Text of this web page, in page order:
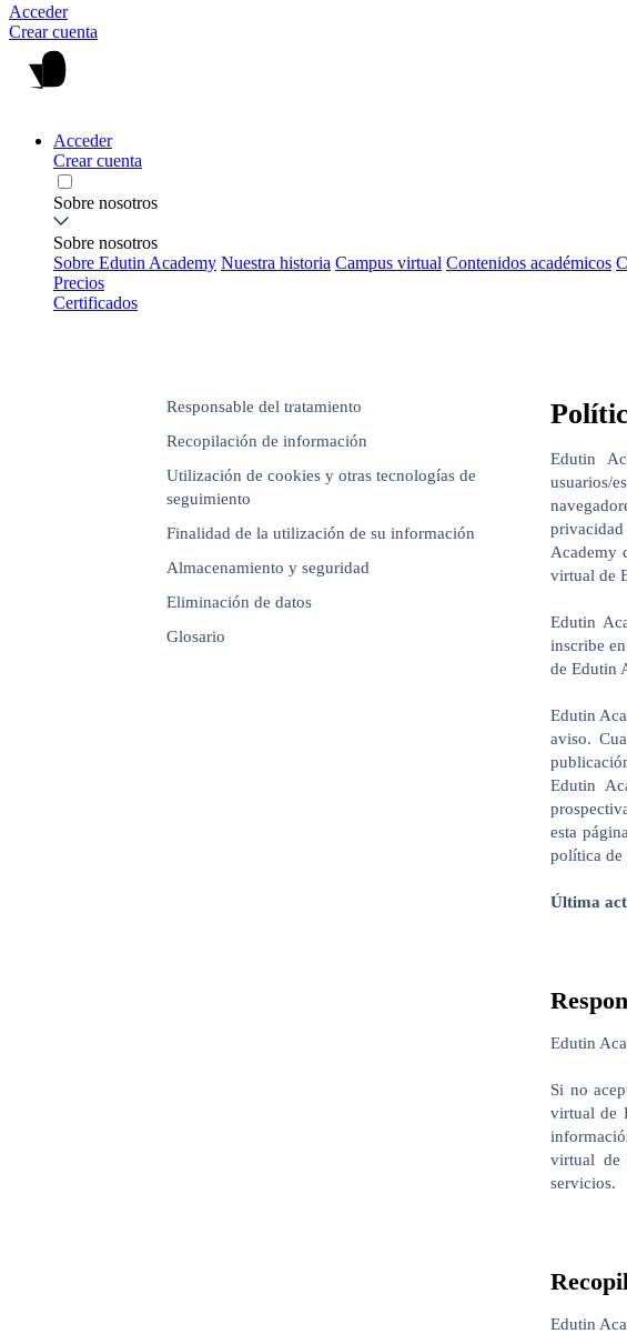
Acceder
Crear cuenta
Acceder
Crear cuenta
Sobre nosotros
Sobre nosotros
Sobre Edutin Academy Nuestra historia Campus virtual Contenidos académicos
Precios
Certificados
Responsable del tratamiento
Recopilación de información
Utilización de cookies y otras tecnologías de
seguimiento
Finalidad de la utilización de su información
Almacenamiento y seguridad
Eliminación de datos
Glosario
Edutin
usuarios/
Academy
virtual de
Edutin
inscribe
de Edutin
Edutin
aviso.
Edutin
esta
política de
Última
Edutin
Si no
virtual de
virtual de
servicios.
Edutin